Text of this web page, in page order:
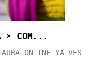
➤ COM...
AURA ONLINE YA VES